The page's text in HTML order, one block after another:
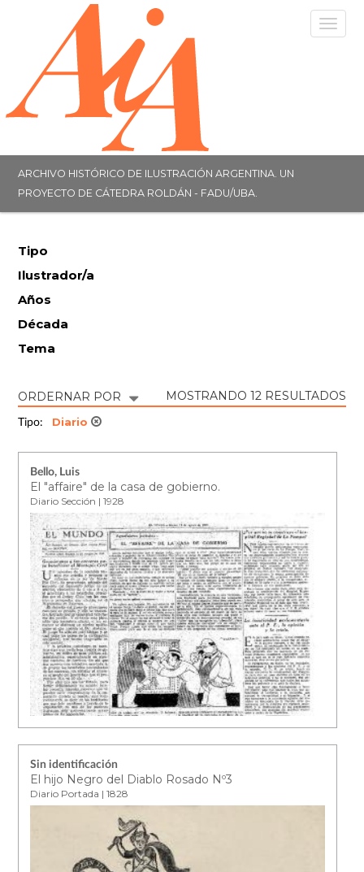
ARCHIVO HISTÓRICO DE ILUSTRACIÓN ARGENTINA. UN
PROYECTO DE CÁTEDRA ROLDÁN - FADU/UBA.
Tipo
Ilustrador/a
Años
Década
Tema
ORDERNAR POR MOSTRANDO 12 RESULTADOS
Tipo: Diario
Bello, Luis
El "affaire" de la casa de gobierno.
Diario Sección | 1928
Sin identificación
El hijo Negro del Diablo Rosado Nº3
Diario Portada | 1828